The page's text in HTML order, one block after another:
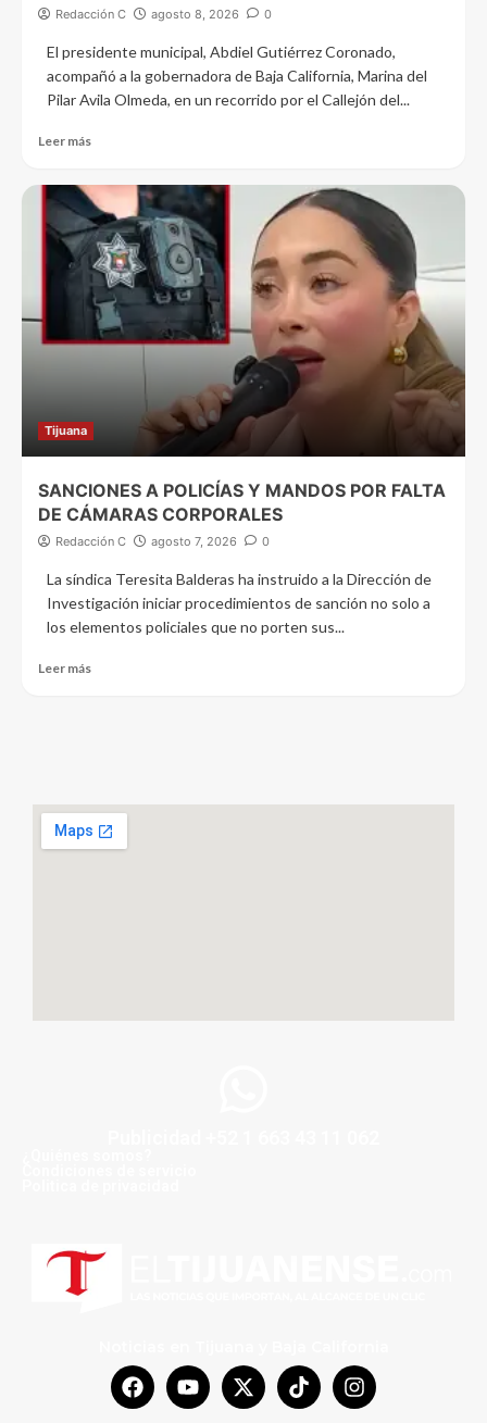
Redacción C agosto 8, 2026 0
El presidente municipal, Abdiel Gutiérrez Coronado,
acompañó a la gobernadora de Baja California, Marina del
Pilar Avila Olmeda, en un recorrido por el Callejón del...
Leer más
Tijuana
SANCIONES A POLICÍAS Y MANDOS POR FALTA
DE CÁMARAS CORPORALES
Redacción C agosto 7, 2026 0
La síndica Teresita Balderas ha instruido a la Dirección de
Investigación iniciar procedimientos de sanción no solo a
los elementos policiales que no porten sus...
Leer más